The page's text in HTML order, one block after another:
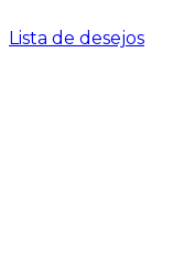
Lista de desejos